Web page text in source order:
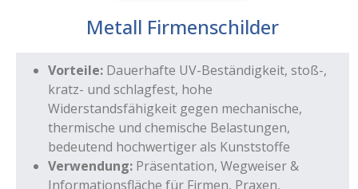
Metall Firmenschilder
Vorteile: Dauerhafte UV-Beständigkeit, stoß-,
kratz- und schlagfest, hohe
Widerstandsfähigkeit gegen mechanische,
thermische und chemische Belastungen,
bedeutend hochwertiger als Kunststoffe
Verwendung: Präsentation, Wegweiser &
Informationsfläche für Firmen, Praxen,